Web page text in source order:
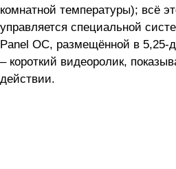
комнатной температуры); всё
управляется специальной
Panel OC, размещённой в
– короткий видеоролик,
действии.